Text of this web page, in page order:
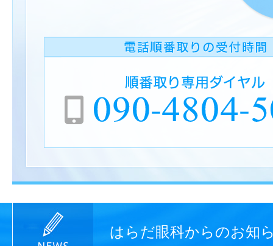
はらだ眼科からのお知